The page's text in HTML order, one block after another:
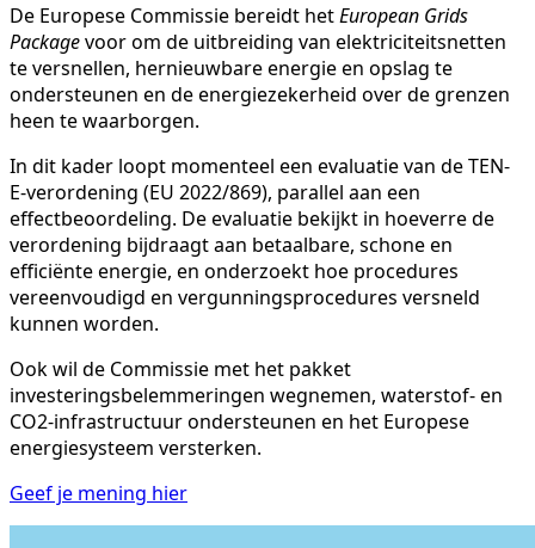
De Europese Commissie bereidt hetEuropean Grids
Packagevoor om de uitbreiding van elektriciteitsnetten
te versnellen, hernieuwbare energie en opslag te
ondersteunen en de energiezekerheid over de grenzen
heen te waarborgen.
In dit kader loopt momenteel een evaluatie van de TEN-
E-verordening (EU 2022/869), parallel aan een
effectbeoordeling. De evaluatie bekijkt in hoeverre de
verordening bijdraagt aan betaalbare, schone en
efficiënte energie, en onderzoekt hoe procedures
vereenvoudigd en vergunningsprocedures versneld
kunnen worden.
Ook wil de Commissie met het pakket
investeringsbelemmeringen wegnemen, waterstof- en
CO2-infrastructuur ondersteunen en het Europese
energiesysteem versterken.
Geef je mening hier